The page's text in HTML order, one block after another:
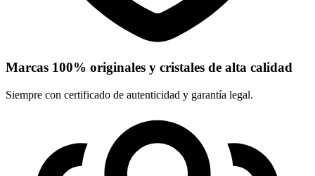
Marcas 100% originales y cristales de alta calidad
Siempre con certificado de autenticidad y garantía legal.